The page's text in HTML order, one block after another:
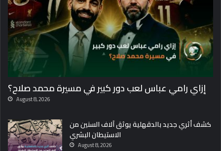
إزاي رامي عباس لعب دور كبير في مسيرة محمد صلاح؟
August 8, 2026
كشف أثري جديد بالدقهلية يوثق آلاف السنين من
الاستيطان البشري
August 8, 2026